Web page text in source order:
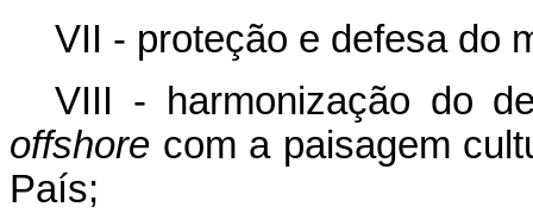
VII - proteção e defesa do
VIII - harmonização do
offshore com a paisagem
País;